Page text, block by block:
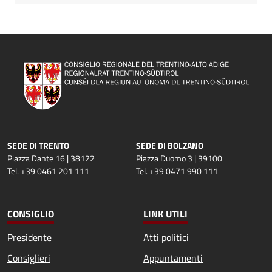
SEDE DI TRENTO
Piazza Dante 16 | 38122
Tel. +39 0461 201 111
SEDE DI BOLZANO
Piazza Duomo 3 | 39100
Tel. +39 0471 990 111
CONSIGLIO
Presidente
Consiglieri
LINK UTILI
Atti politici
Appuntamenti